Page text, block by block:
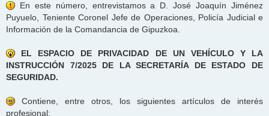
En este número, entrevistamos a D. José Joaquín Jiménez
Puyuelo, Teniente Coronel Jefe de Operaciones, Policía Judicial e
Información de la Comandancia de Gipuzkoa.
EL ESPACIO DE PRIVACIDAD DE UN VEHÍCULO Y LA
INSTRUCCIÓN 7/2025 DE LA SECRETARÍA DE ESTADO DE
SEGURIDAD.
Contiene, entre otros, los siguientes artículos de interés
profesional: